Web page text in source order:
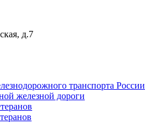
д.7
транспорта России
железной дороги